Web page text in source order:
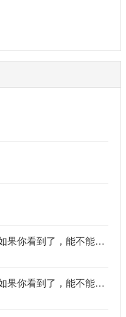
你好，朋友这个软件提取不了如果你看到了，能不能把这个纯净版的发我邮箱里不
你好，朋友这个软件提取不了如果你看到了，能不能把这个纯净版的发我邮箱里不